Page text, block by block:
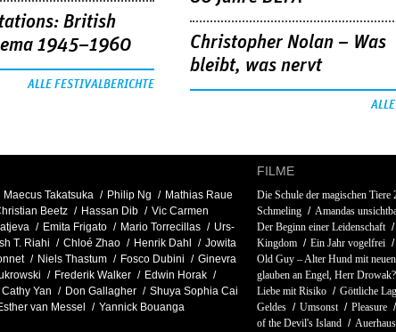
British
1945–1960
ALLE FESTIVALBERICHTE
Christopher Nolan – Was
bleibt, was nervt
Maecus Takatsuka Philip Ng
Mathias Raue
Beetz Hassan Dib
Vic Carmen
Emita Frigato Mario Torrecillas
Urs-
T. Riahi Chloé Zhao Henrik Dahl
Jowita
Niels Thastum Fosco Dubini
Ginevra
Frederik Walker
Edwin Horak
Cathy Yan Don Gallagher
Shuya Sophia Cai
van Messel Yannick Bouanga
FILME
Die Schule der magischen Tiere
Schmeling
Amandas
Der Beginn einer Leidenschaft
Kingdom
Ein Jahr vogelfrei
Old Guy – Alter Hund mit
glauben an Engel, Herr Drowak?
Liebe mit Risiko
Göttliche
Geldes
Umsonst Pleasure
of the Devil's Island
Auerhaus